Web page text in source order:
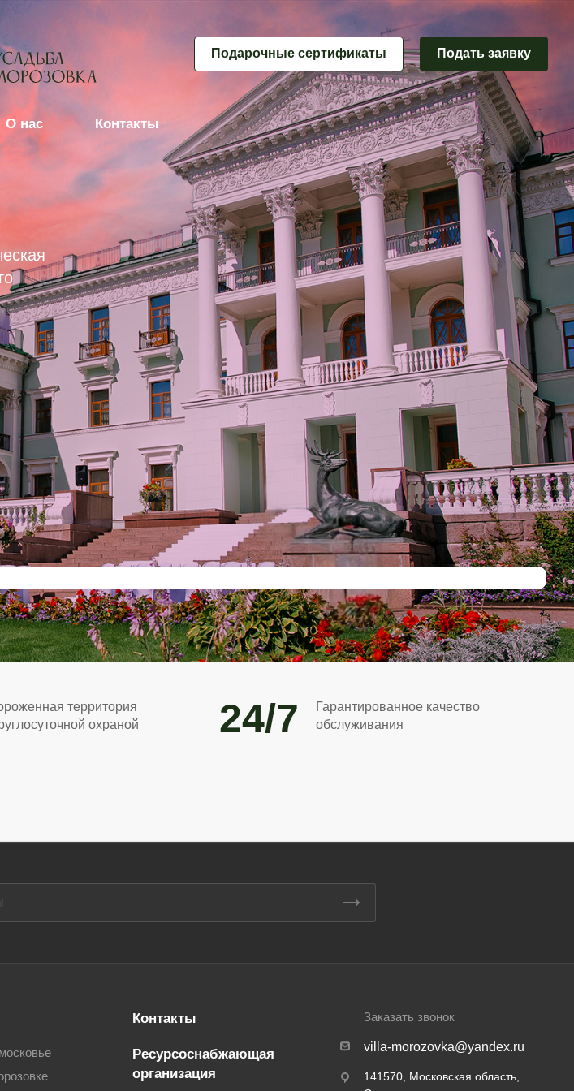
Подарочные сертификаты Подать заявку
О нас Контакты
территория
охраной
24/7
Гарантированное качество
обслуживания
Контакты
Ресурсоснабжающая
организация
Заказать звонок
villa-morozovka@yandex.ru
141570, Московская область,